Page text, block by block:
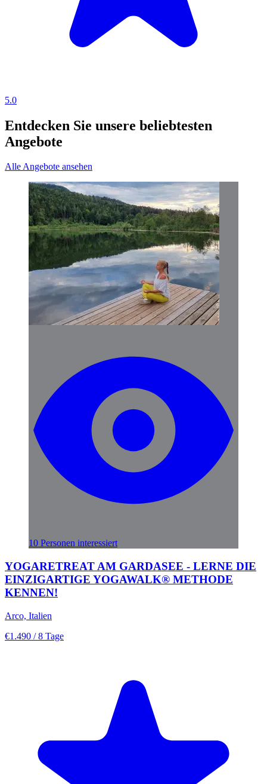
5.0
Entdecken Sie unsere beliebtesten
Angebote
Alle Angebote ansehen
10 Personen interessiert
YOGARETREAT AM GARDASEE - LERNE DIE
EINZIGARTIGE YOGAWALK® METHODE
KENNEN!
Arco, Italien
€1.490 / 8 Tage